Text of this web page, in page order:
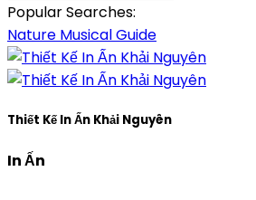
Popular Searches:
Nature MusicalGuide
Thiết Kế In Ấn Khải Nguyên
In Ấn